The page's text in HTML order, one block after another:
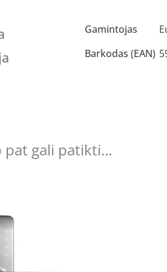
Gamintojas
Barkodas (EAN)
pat gali patikti…